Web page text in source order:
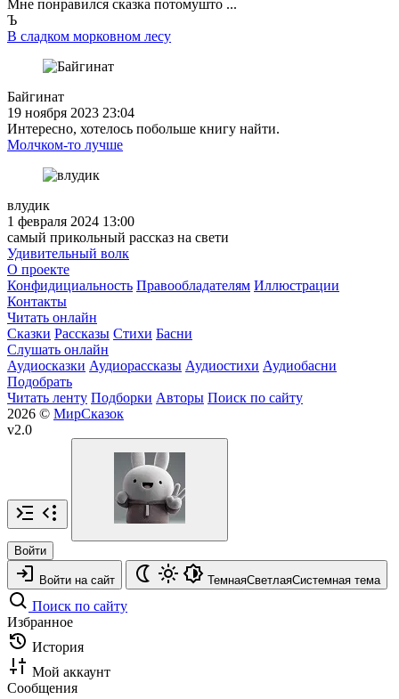
Мне понравился сказка потомушто ...
Ъ
В сладком морковном лесу
Байгинат
19 ноября 2023 23:04
Интересно, хотелось побольше книгу найти.
Молчком-то лучше
влудик
1 февраля 2024 13:00
самый прикольный рассказ на свети
Удивительный волк
О проекте
Конфидициальность Правообладателям Иллюстрации
Контакты
Читать онлайн
Сказки Рассказы Стихи Басни
Слушать онлайн
Аудиосказки Аудиорассказы Аудиостихи Аудиобасни
Подобрать
Читать ленту Подборки Авторы Поиск по сайту
2026 © МирСказок
v2.0
Войти
Войти на сайт ТемнаяСветлаяСистемная тема
Поиск по сайту
Избранное
История
Мой аккаунт
Сообщения